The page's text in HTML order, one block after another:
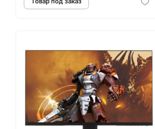
Товар под заказ